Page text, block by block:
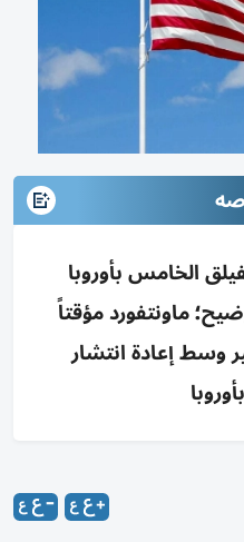
الخامس بأوروبا
ماونتفورد مؤقتاً
وسط إعادة انتشار